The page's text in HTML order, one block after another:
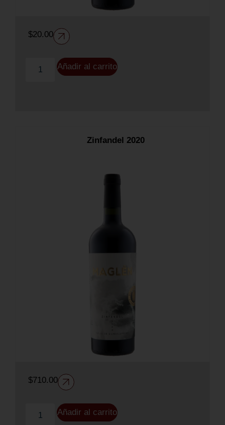
$20.00
Añadir al carrito
Zinfandel 2020
$710.00
Añadir al carrito